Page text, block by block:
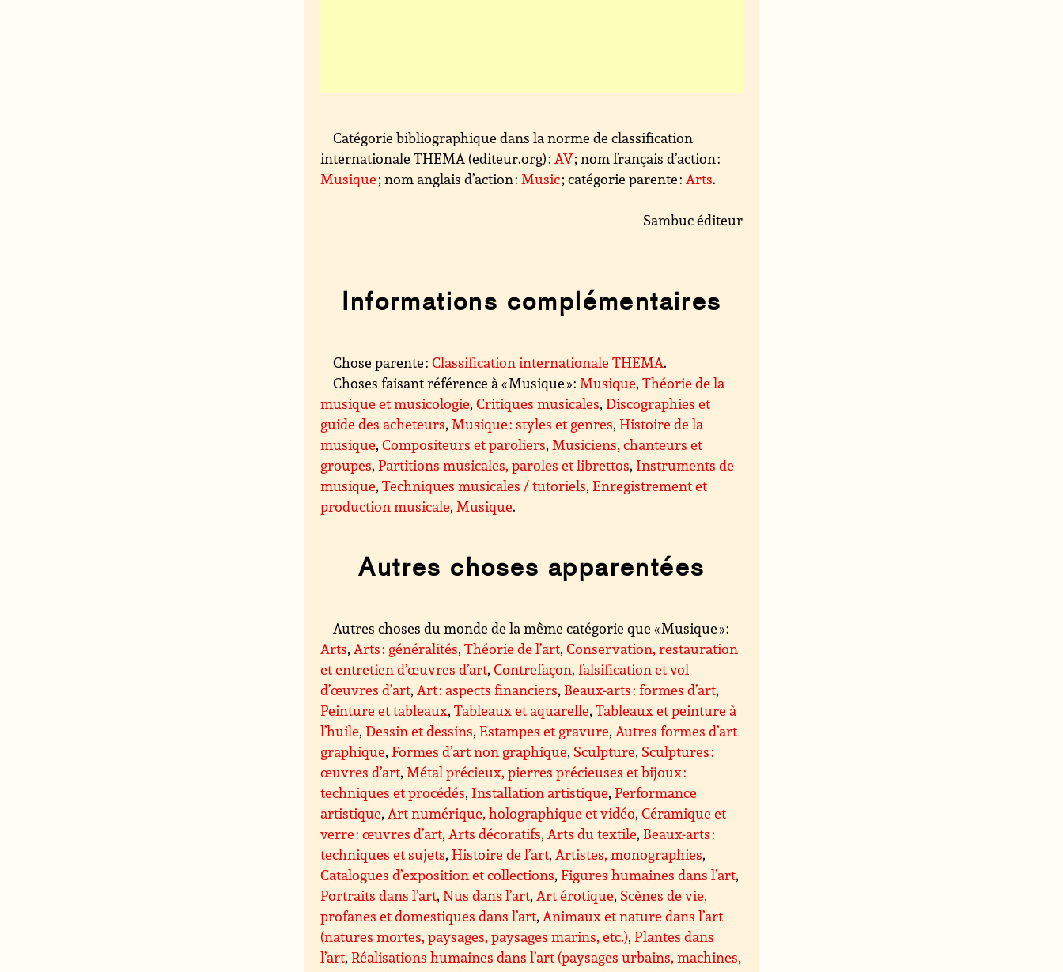
Catégorie bibliographique dans la norme de classification
internationale THEMA (editeur.org) :AV; nom français d’action :
Musique; nom anglais d’action :Music; catégorie parente :Arts.
Sambuc éditeur
Informations complémentaires
Chose parente :Classification internationale THEMA.
Choses faisant référence à « Musique » :Musique,Théorie de la
musique et musicologie,Critiques musicales,Discographies et
guide des acheteurs,Musique : styles et genres,Histoire de la
musique,Compositeurs et paroliers,Musiciens, chanteurs et
groupes,Partitions musicales, paroles et librettos, Instruments de
musique,Techniques musicales / tutoriels,Enregistrement et
production musicale,Musique.
Autres choses apparentées
Autres choses du monde de la même catégorie que « Musique » :
Arts,Arts : généralités,Théorie de l’art,Conservation, restauration
et entretien d’œuvres d’art,Contrefaçon, falsification et vol
d’œuvres d’art,Art : aspects financiers, Beaux-arts : formes d’art,
Peinture et tableaux,Tableaux et aquarelle,Tableaux et peinture à
l’huile,Dessin et dessins,Estampes et gravure,Autres formes d’art
graphique,Formes d’art non graphique, Sculpture, Sculptures :
œuvres d’art,Métal précieux, pierres précieuses et bijoux :
techniques et procédés, Installation artistique,Performance
artistique,Art numérique, holographique et vidéo,Céramique et
verre : œuvres d’art,Arts décoratifs,Arts du textile, Beaux-arts :
techniques et sujets,Histoire de l’art,Artistes, monographies,
Catalogues d’exposition et collections,Figures humaines dans l’art,
Portraits dans l’art,Nus dans l’art,Art érotique, Scènes de vie,
profanes et domestiques dans l’art,Animaux et nature dans l’art
(natures mortes, paysages, paysages marins, etc.),Plantes dans
l’art,Réalisations humaines dans l’art (paysages urbains, machines,